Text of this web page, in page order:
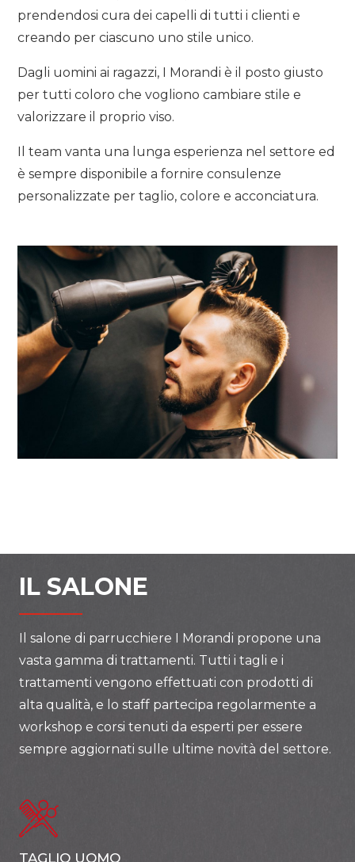
prendendosi cura dei capelli di tutti i clienti e
creando per ciascuno uno stile unico.
Dagli uomini ai ragazzi, I Morandi è il posto giusto
per tutti coloro che vogliono cambiare stile e
valorizzare il proprio viso.
Il team vanta una lunga esperienza nel settore ed
è sempre disponibile a fornire consulenze
personalizzate per taglio, colore e acconciatura.
IL SALONE
Il salone di parrucchiere I Morandi propone una
vasta gamma di trattamenti. Tutti i tagli e i
trattamenti vengono effettuati con prodotti di
alta qualità, e lo staff partecipa regolarmente a
workshop e corsi tenuti da esperti per essere
sempre aggiornati sulle ultime novità del settore.
TAGLIO UOMO